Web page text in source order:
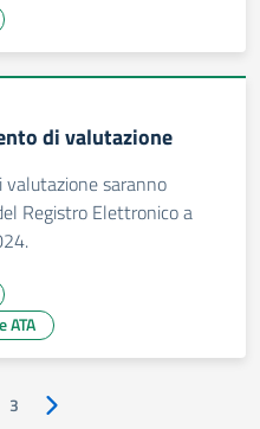
di valutazione
valutazione saranno
Registro Elettronico a
ATA
3 Pagina successiva